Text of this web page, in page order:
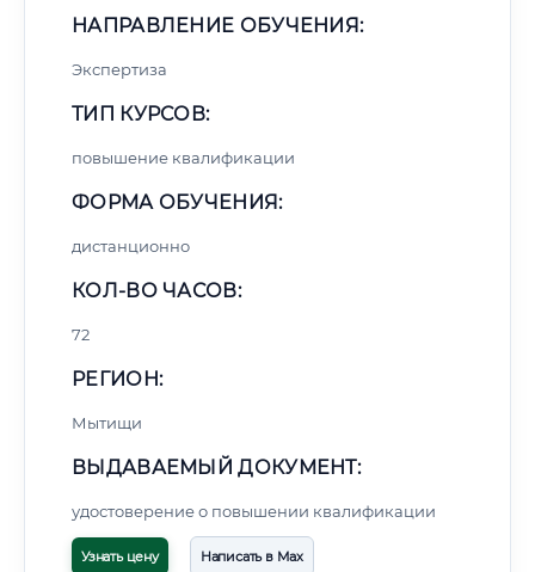
НАПРАВЛЕНИЕ ОБУЧЕНИЯ:
Экспертиза
ТИП КУРСОВ:
повышение квалификации
ФОРМА ОБУЧЕНИЯ:
дистанционно
КОЛ-ВО ЧАСОВ:
72
РЕГИОН:
Мытищи
ВЫДАВАЕМЫЙ ДОКУМЕНТ:
удостоверение о повышении квалификации
Узнать цену Написать в Max